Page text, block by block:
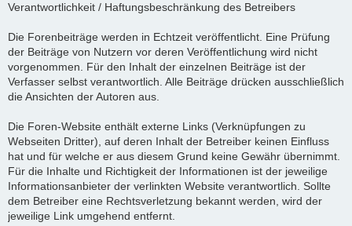
Verantwortlichkeit / Haftungsbeschränkung des Betreibers
Die Forenbeiträge werden in Echtzeit veröffentlicht. Eine Prüfung
der Beiträge von Nutzern vor deren Veröffentlichung wird nicht
vorgenommen. Für den Inhalt der einzelnen Beiträge ist der
Verfasser selbst verantwortlich. Alle Beiträge drücken ausschließlich
die Ansichten der Autoren aus.
Die Foren-Website enthält externe Links (Verknüpfungen zu
Webseiten Dritter), auf deren Inhalt der Betreiber keinen Einfluss
hat und für welche er aus diesem Grund keine Gewähr übernimmt.
Für die Inhalte und Richtigkeit der Informationen ist der jeweilige
Informationsanbieter der verlinkten Website verantwortlich. Sollte
dem Betreiber eine Rechtsverletzung bekannt werden, wird der
jeweilige Link umgehend entfernt.